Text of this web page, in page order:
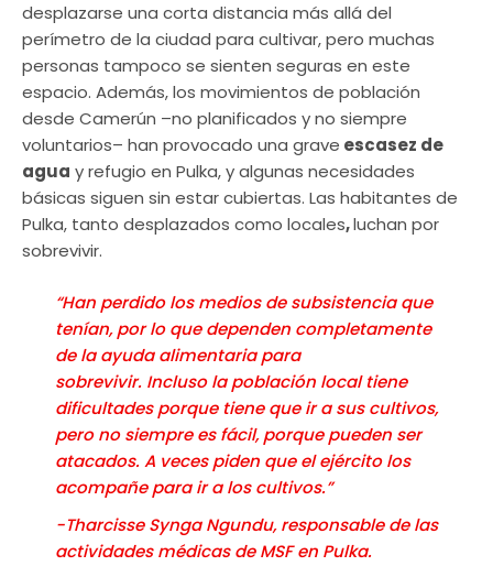
desplazarse una corta distancia más allá del
perímetro de la ciudad para cultivar, pero muchas
personas tampoco se sienten seguras en este
espacio. Además, los movimientos de población
desde Camerún –no planificados y no siempre
voluntarios– han provocado una grave escasez de
agua y refugio en Pulka, y algunas necesidades
básicas siguen sin estar cubiertas. Las habitantes de
Pulka, tanto desplazados como locales,luchan por
sobrevivir.
“Han perdido los medios de subsistencia que
tenían, por lo que dependen completamente
de la ayuda alimentaria para
sobrevivir. Incluso la población local tiene
dificultades porque tiene que ir a sus cultivos,
pero no siempre es fácil, porque pueden ser
atacados. A veces piden que el ejército los
acompañe para ir a los cultivos.”
-Tharcisse Synga Ngundu, responsable de las
actividades médicas de MSF en Pulka.